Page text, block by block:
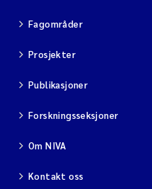
Fagområder
Prosjekter
Publikasjoner
Forskningsseksjoner
Om NIVA
Kontakt oss